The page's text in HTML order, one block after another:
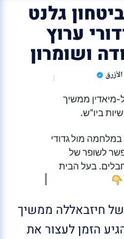
גלנט
ערוץ
ושומרון
חיזבאללה ממשיך
הזמן לעצור את